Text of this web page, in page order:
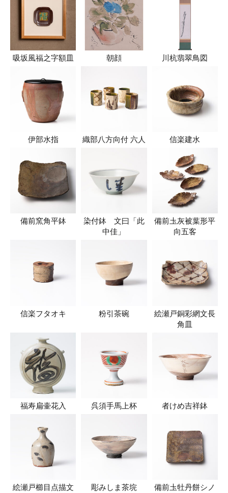
吸坂風福之字額皿 朝顔 川杭翡翠鳥図
伊部水指 織部八方向付 六人 信楽建水
備前窯角平鉢
染付鉢 文曰「此
中佳」
備前圡灰被葉形平
向五客
信楽フタオキ 粉引茶碗
絵瀬戸銅彩網文長
角皿
福寿扁壷花入 呉須手馬上杯 者けめ吉祥鉢
絵瀬戸櫛目点描文
彫みしま茶垸
備前圡牡丹餅シノ